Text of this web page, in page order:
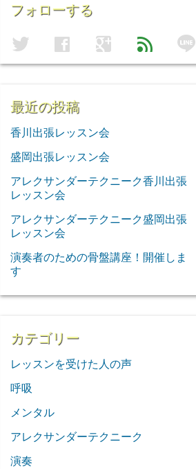
フォローする
twitter facebook google feed line
最近の投稿
香川出張レッスン会
盛岡出張レッスン会
アレクサンダーテクニーク香川出張
レッスン会
アレクサンダーテクニーク盛岡出張
レッスン会
演奏者のための骨盤講座！開催しま
す
カテゴリー
レッスンを受けた人の声
呼吸
メンタル
アレクサンダーテクニーク
演奏